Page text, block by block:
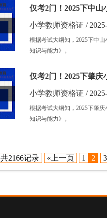
仅考2门！2025下中
小学教师资格证 /
根据考试大纲知，2025下中
知识与能力》。
仅考2门！2025下肇
小学教师资格证 /
根据考试大纲知，2025下肇
知识与能力》。
共2166记录 «上一页 1 2 3